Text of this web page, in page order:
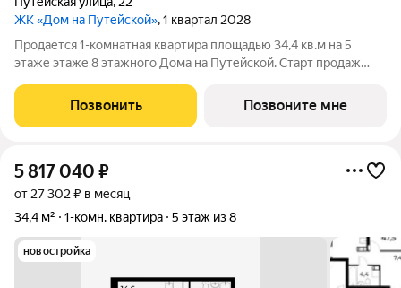
ЖК «Дом на Путейской», 1 квартал 2028
Продается 1-комнатная квартира площадью 34,4 кв.м на 5
этаже этаже 8 этажного Дома на Путейской. Старт продаж
уютный проект от ГК АГРОСПЕЦТЕХ средней этажности (8
этажей) в Канавинском районе,
Позвонить Позвоните мне
5 817 040 ₽
от 27 302 ₽ в месяц
34,4 м²
1-комн. квартира 5 этаж из 8
новостройка